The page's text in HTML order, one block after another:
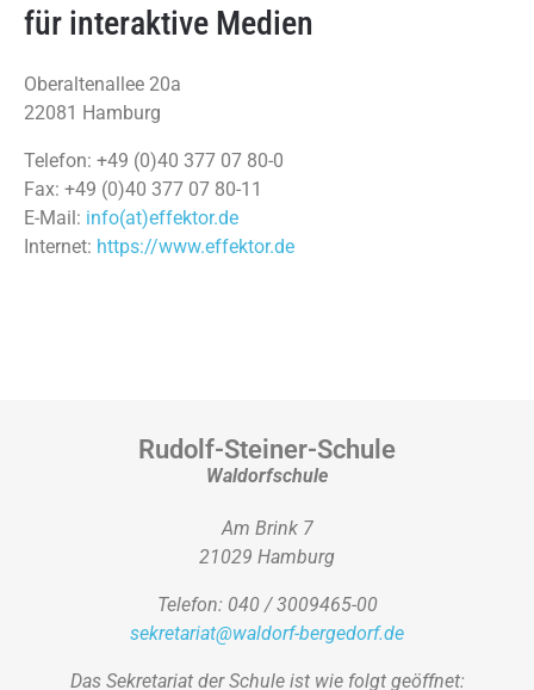
für interaktive Medien
Oberaltenallee 20a
22081 Hamburg
Telefon: +49 (0)40 377 07 80-0
Fax: +49 (0)40 377 07 80-11
E-Mail: info(at)effektor.de
Internet: https://www.effektor.de
Rudolf-Steiner-Schule
Waldorfschule
Am Brink 7
21029 Hamburg
Telefon: 040 / 3009465-00
sekretariat@waldorf-bergedorf.de
Das Sekretariat der Schule ist wie folgt geöffnet: